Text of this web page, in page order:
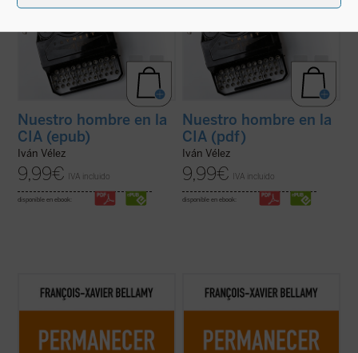
Nuestro hombre en la
CIA (epub)
Iván Vélez
9,99€ IVA incluido
disponible en ebook:
Nuestro hombre en la
CIA (pdf)
Iván Vélez
9,99€ IVA incluido
disponible en ebook:
Esta época se entrega a la velocidad, al
cambio, a hacer más y más, más y más
corriendo. Solo que correr también
significa ...(ver ficha)
Esta época se entrega a la velocidad, al
cambio, a hacer más y más, más y más
corriendo. Solo que correr también
significa ...(ver ficha)